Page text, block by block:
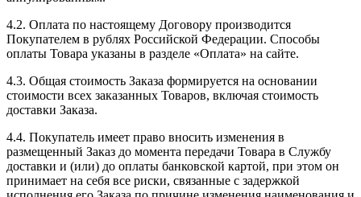
4.2. Оплата по настоящему Договору производится
Покупателем в рублях Российской Федерации. Способы
оплаты Товара указаны в разделе «Оплата» на сайте.
4.3. Общая стоимость Заказа формируется на основании
стоимости всех заказанных Товаров, включая стоимость
доставки Заказа.
4.4. Покупатель имеет право вносить изменения в
размещенный Заказ до момента передачи Товара в Службу
доставки и (или) до оплаты банковской картой, при этом он
принимает на себя все риски, связанные с задержкой